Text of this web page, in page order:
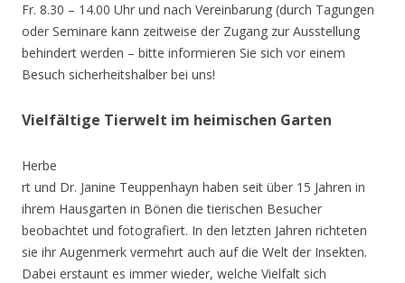
Fr. 8.30 – 14.00 Uhr und nach Vereinbarung (durch Tagungen
oder Seminare kann zeitweise der Zugang zur Ausstellung
behindert werden – bitte informieren Sie sich vor einem
Besuch sicherheitshalber bei uns!
Vielfältige Tierwelt im heimischen Garten
Herbe
rt und Dr. Janine Teuppenhayn haben seit über 15 Jahren in
ihrem Hausgarten in Bönen die tierischen Besucher
beobachtet und fotografiert. In den letzten Jahren richteten
sie ihr Augenmerk vermehrt auch auf die Welt der Insekten.
Dabei erstaunt es immer wieder, welche Vielfalt sich